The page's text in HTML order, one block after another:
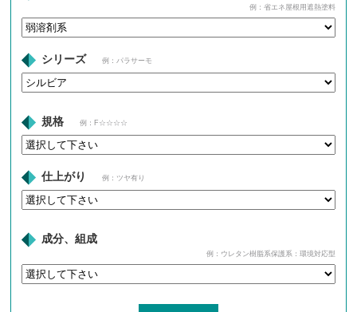
例：省エネ屋根用遮熱塗料
シリーズ 例：パラサーモ
規格 例：F☆☆☆☆
仕上がり 例：ツヤ有り
成分、組成
例：ウレタン樹脂系保護系：環境対応型